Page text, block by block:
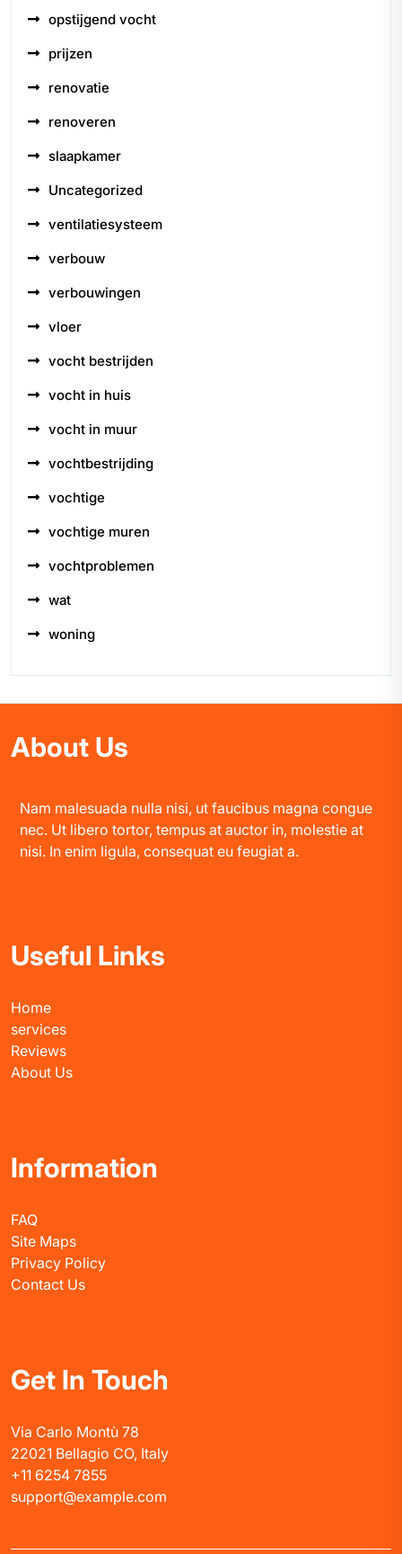
opstijgend vocht
prijzen
renovatie
renoveren
slaapkamer
Uncategorized
ventilatiesysteem
verbouw
verbouwingen
vloer
vocht bestrijden
vocht in huis
vocht in muur
vochtbestrijding
vochtige
vochtige muren
vochtproblemen
wat
woning
About Us
Nam malesuada nulla nisi, ut faucibus magna congue
nec. Ut libero tortor, tempus at auctor in, molestie at
nisi. In enim ligula, consequat eu feugiat a.
Useful Links
Home
services
Reviews
About Us
Information
FAQ
Site Maps
Privacy Policy
Contact Us
Get In Touch
Via Carlo Montù 78
22021 Bellagio CO, Italy
+11 6254 7855
support@example.com